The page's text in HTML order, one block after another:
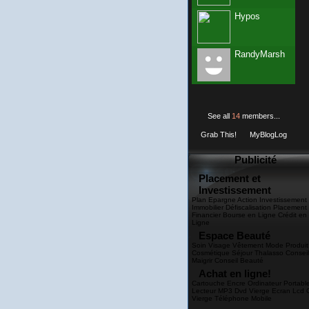
Hypos
RandyMarsh
See all 14members...
Grab This! MyBlogLog
Publicité
Placement et
Investissement
Plan Epargne Action Investissement
Immobilier Défiscalisation Placement
Financier Bourse en Ligne Crédit en
Ligne
Espace Beauté
Soin Visage Vêtement Mode Produit
Cosmétique Séjour Thalasso Conseil
Maigrir Conseil Beauté
Achat en ligne!
Cartouche Encre Ordinateur
Lecteur MP3 Dvd Vierge Ecran Lcd
Vierge Téléphone Mobile